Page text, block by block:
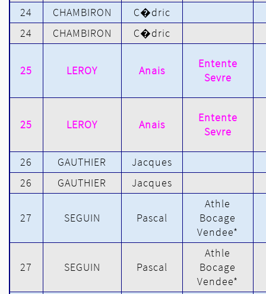
24
CHAMBIRON
C�dric
24
CHAMBIRON C�dric
25 LEROY Anais
Entente
Sevre
25 LEROY Anais
Entente
Sevre
26 GAUTHIER
Jacques
26
GAUTHIER Jacques
27 SEGUIN Pascal
Athle
Bocage
Vendee*
27 SEGUIN Pascal
Athle
Bocage
Vendee*